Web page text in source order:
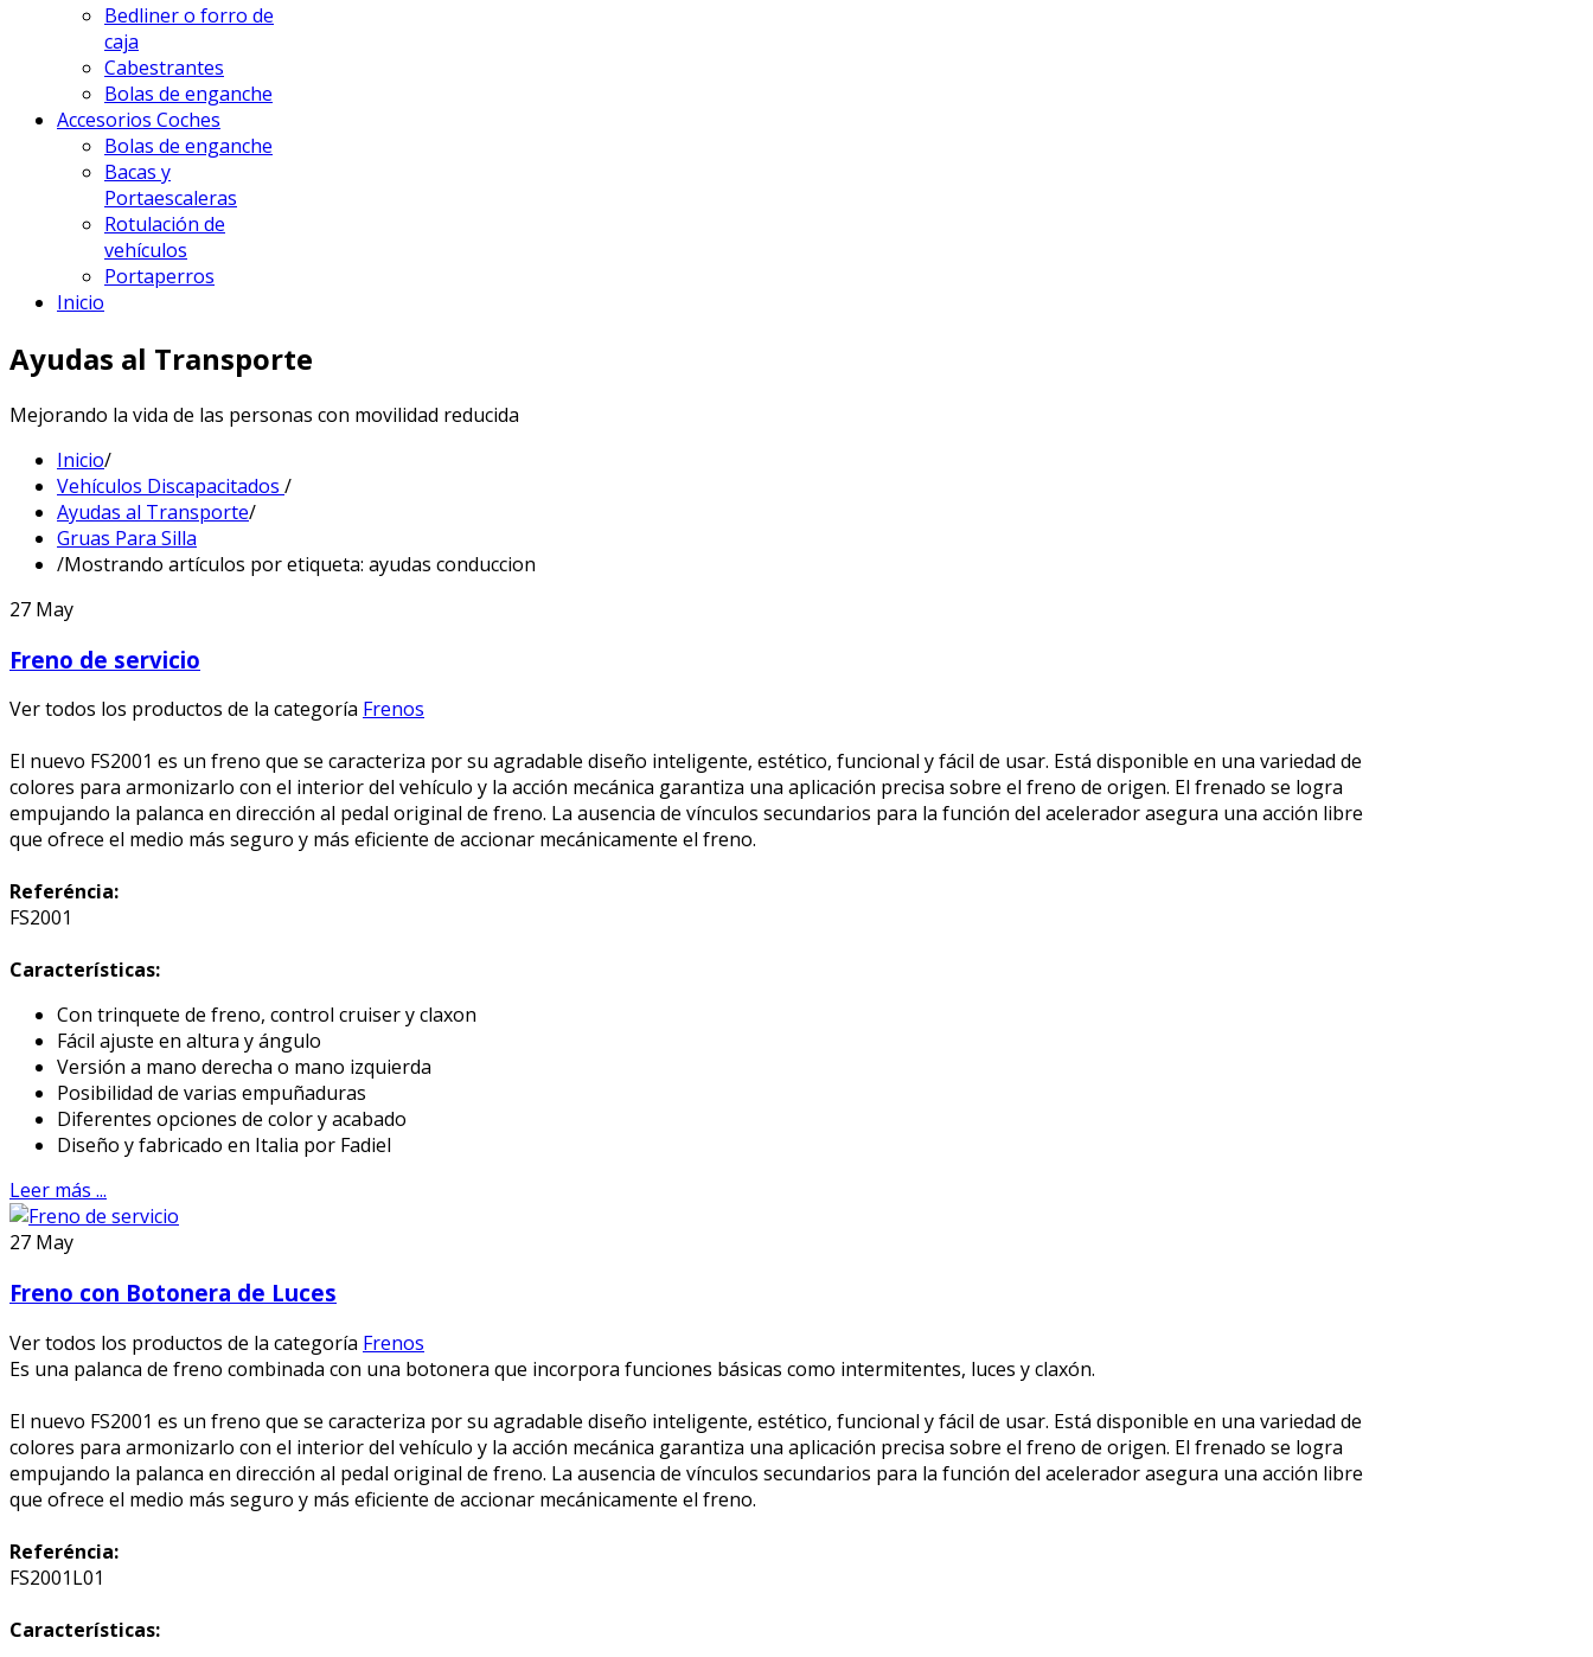
Bedliner o forro de
caja
Cabestrantes
Bolas de enganche
Accesorios Coches
Bolas de enganche
Bacas y
Portaescaleras
Rotulación de
vehículos
Portaperros
Inicio
Ayudas al Transporte
Mejorando la vida de las personas con movilidad reducida
Inicio/
Vehículos Discapacitados /
Ayudas al Transporte/
Gruas Para Silla
/Mostrando artículos por etiqueta: ayudas conduccion
27 May
Freno de servicio
Ver todos los productos de la categoría Frenos
El nuevo FS2001 es un freno que se caracteriza por su agradable diseño inteligente, estético, funcional y fácil de usar. Está disponible en una variedad de
colores para armonizarlo con el interior del vehículo y la acción mecánica garantiza una aplicación precisa sobre el freno de origen. El frenado se logra
empujando la palanca en dirección al pedal original de freno. La ausencia de vínculos secundarios para la función del acelerador asegura una acción libre
que ofrece el medio más seguro y más eficiente de accionar mecánicamente el freno.
Referéncia:
FS2001
Características:
Con trinquete de freno, control cruiser y claxon
Fácil ajuste en altura y ángulo
Versión a mano derecha o mano izquierda
Posibilidad de varias empuñaduras
Diferentes opciones de color y acabado
Diseño y fabricado en Italia por Fadiel
Leer más ...
27 May
Freno con Botonera de Luces
Ver todos los productos de la categoría Frenos
Es una palanca de freno combinada con una botonera que incorpora funciones básicas como intermitentes, luces y claxón.
El nuevo FS2001 es un freno que se caracteriza por su agradable diseño inteligente, estético, funcional y fácil de usar. Está disponible en una variedad de
colores para armonizarlo con el interior del vehículo y la acción mecánica garantiza una aplicación precisa sobre el freno de origen. El frenado se logra
empujando la palanca en dirección al pedal original de freno. La ausencia de vínculos secundarios para la función del acelerador asegura una acción libre
que ofrece el medio más seguro y más eficiente de accionar mecánicamente el freno.
Referéncia:
FS2001L01
Características: